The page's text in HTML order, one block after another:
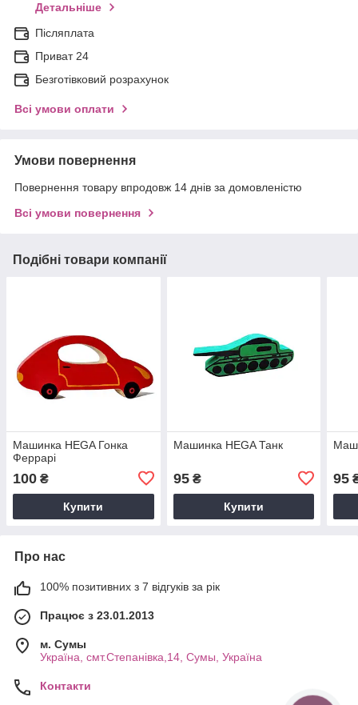
Детальніше
Післяплата
Приват 24
Безготівковий розрахунок
Всі умови оплати
Умови повернення
Повернення товару впродовж 14 днів за домовленістю
Всі умови повернення
Подібні товари компанії
Машинка HEGA Гонка
Феррарі
100 ₴
Купити
Машинка HEGA Танк
95₴
Купити
95
Про нас
100% позитивних з 7 відгуків за рік
Працює з 23.01.2013
м. Cумы
Україна, смт.Степанівка,14, Cумы, Україна
Контакти